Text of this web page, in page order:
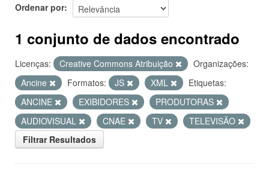
Ordenar por
1 conjunto de dados encontrado
Licenças: Creative Commons Atribuição
Organizações:
Ancine
Formatos: JS XML
Etiquetas:
ANCINE
EXIBIDORES
PRODUTORAS
AUDIOVISUAL
CNAE TV
TELEVISÃO
Filtrar Resultados